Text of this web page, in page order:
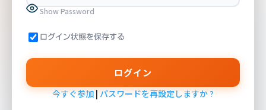
Show Password
ログイン状態を保存する
今すぐ参加|パスワードを再設定しますか ?